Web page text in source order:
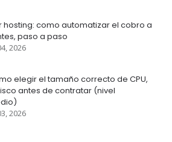
hosting: como automatizar el cobro a
paso a paso
2026
elegir el tamaño correcto de CPU,
antes de contratar (nivel
2026